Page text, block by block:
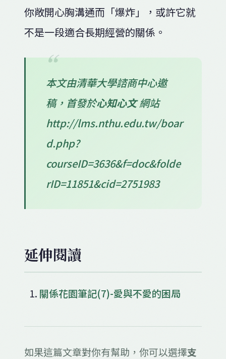
你敞開心胸溝通而「爆炸」，或許它就
不是一段適合長期經營的關係。
本文由清華大學諮商中心邀
稿，首發於心知心文網站
http://lms.nthu.edu.tw/boar
d.php?
courseID=3636&f=doc&folde
rID=11851&cid=2751983
延伸閱讀
關係花園筆記(7)-愛與不愛的困局
如果這篇文章對你有幫助，你可以選擇支